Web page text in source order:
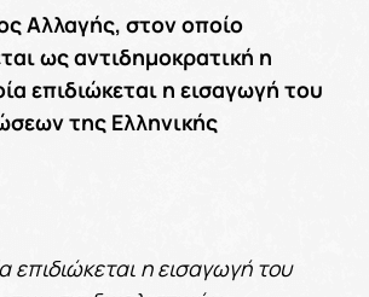
Αλλαγής, στον οποίο
ως αντιδημοκρατική η
επιδιώκεται η εισαγωγή του
της Ελληνικής
επιδιώκεται η εισαγωγή του